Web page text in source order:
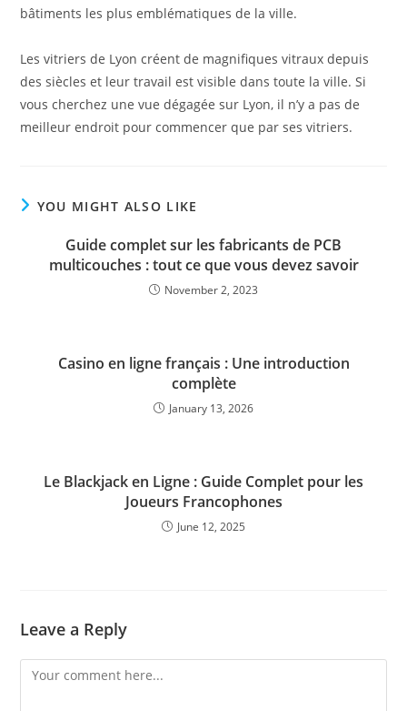
bâtiments les plus emblématiques de la ville.
Les vitriers de Lyon créent de magnifiques vitraux depuis
des siècles et leur travail est visible dans toute la ville. Si
vous cherchez une vue dégagée sur Lyon, il n’y a pas de
meilleur endroit pour commencer que par ses vitriers.
YOU MIGHT ALSO LIKE
Guide complet sur les fabricants de PCB
multicouches : tout ce que vous devez savoir
November 2, 2023
Casino en ligne français : Une introduction
complète
January 13, 2026
Le Blackjack en Ligne : Guide Complet pour les
Joueurs Francophones
June 12, 2025
Leave a Reply
Comment